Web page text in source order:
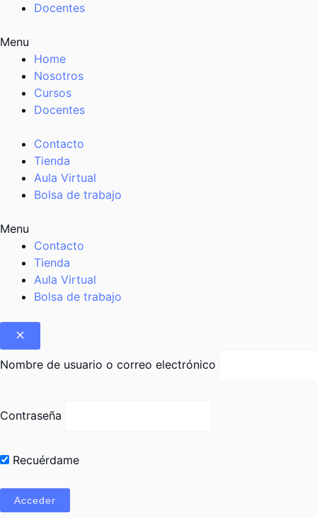
Docentes
Menu
Home
Nosotros
Cursos
Docentes
Contacto
Tienda
Aula Virtual
Bolsa de trabajo
Menu
Contacto
Tienda
Aula Virtual
Bolsa de trabajo
Nombre de usuario o correo electrónico
Contraseña
Recuérdame